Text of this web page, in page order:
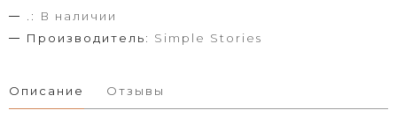
.:
В наличии
Производитель: Simple Stories
Описание Отзывы